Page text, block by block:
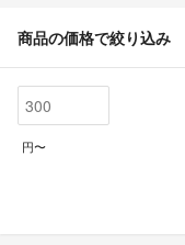
商品の価格で絞り込み
円〜